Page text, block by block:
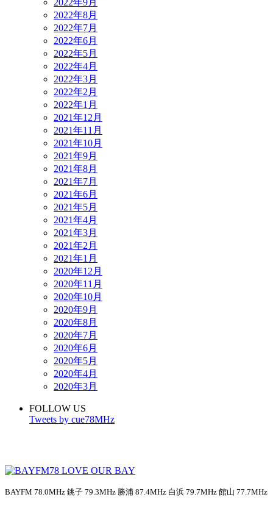
2022年9月
2022年8月
2022年7月
2022年6月
2022年5月
2022年4月
2022年3月
2022年2月
2022年1月
2021年12月
2021年11月
2021年10月
2021年9月
2021年8月
2021年7月
2021年6月
2021年5月
2021年4月
2021年3月
2021年2月
2021年1月
2020年12月
2020年11月
2020年10月
2020年9月
2020年8月
2020年7月
2020年6月
2020年5月
2020年4月
2020年3月
FOLLOW US
Tweets by cue78MHz
BAYFM 78.0MHz 銚子 79.3MHz 勝浦 87.4MHz 白浜 79.7MHz 館山 77.7MHz